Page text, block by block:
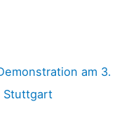
am 3.
Stuttgart